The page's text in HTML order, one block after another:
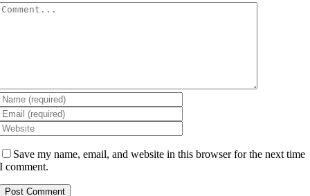
Save my name, email, and website in this browser for the next time
I comment.